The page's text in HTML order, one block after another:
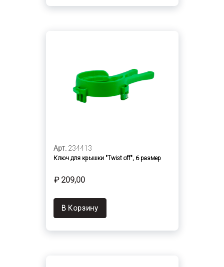
Арт. 234413
Ключ для крышки "Twist off", 6 размер
₽ 209,00
В Корзину